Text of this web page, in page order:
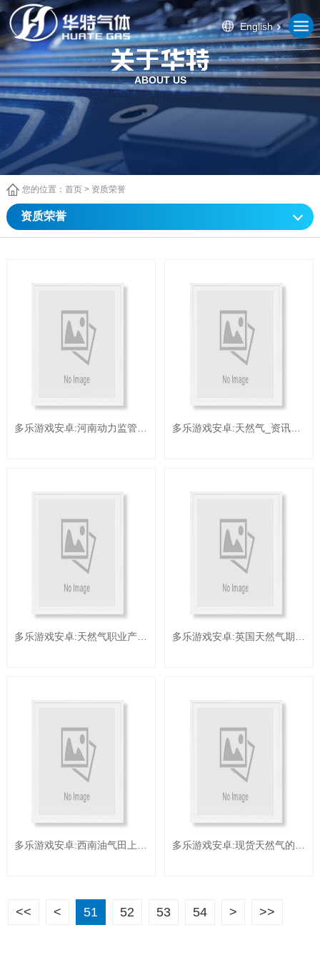
English
ABOUT US
您的位置： 首页> 资质荣誉
资质荣誉
多乐游戏安卓:天然气职业产经资讯-供给我国工业最新资讯(5)_前瞻财经 - 前瞻网
<< < 51 52 53 54 > >>